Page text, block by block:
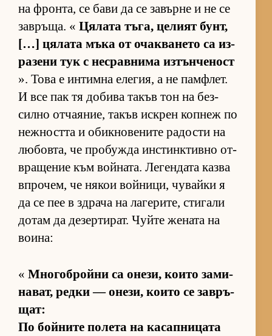
на фрон­та, се бави да се за­върне и не се
зав­ръ­ща. « Ця­лата тъ­га, це­лият бунт,
[…] ця­лата мъка от очак­ва­нето са из­
ра­зени тук с нес­рав­нима из­тън­че­ност
». Това е ин­тимна еле­гия, а не пам­ф­лет.
И все пак тя до­бива та­къв тон на без­
силно от­ча­я­ние, та­къв ис­к­рен коп­неж по
неж­ността и обик­но­ве­ните ра­дости на
лю­бов­та, че про­бужда ин­с­тин­к­тивно от­
в­ра­ще­ние към вой­на­та. Ле­ген­дата казва
впро­чем, че ня­кои вой­ни­ци, чу­вайки я
да се пее в здрача на ла­ге­ри­те, сти­гали
до­там да де­зер­ти­рат. Чуйте же­ната на
во­и­на:
« Мно­гоб­ройни са оне­зи, ко­ито за­ми­
на­ват, редки — оне­зи, ко­ито се зав­ръ­
щат:
По бой­ните по­лета на ка­сап­ни­цата